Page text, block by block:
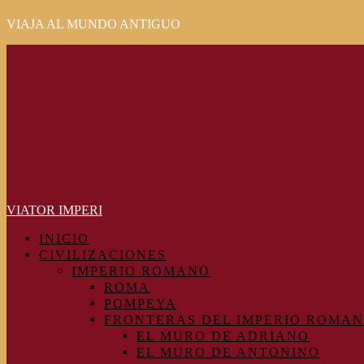
VIAJA AL MUNDO ANTIGUO
VIATOR IMPERI
INICIO
CIVILIZACIONES
IMPERIO ROMANO
ROMA
POMPEYA
FRONTERAS DEL IMPERIO
EL MURO DE ADRIANO
EL MURO DE ANTONINO